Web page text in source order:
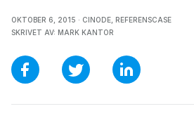
OKTOBER 6, 2015 · CINODE, REFERENSCASE
SKRIVET AV: MARK KANTOR